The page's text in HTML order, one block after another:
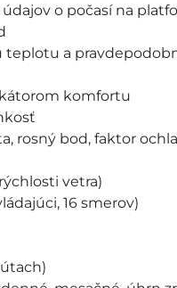
o počasí na
a
komfortu
rosný bod, faktor
vetra)
16 smerov)